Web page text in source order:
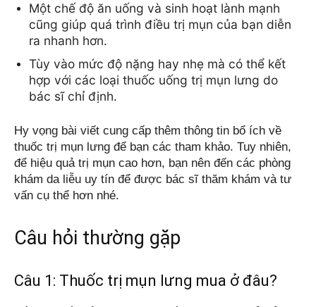
Một chế độ ăn uống và sinh hoạt lành mạnh
cũng giúp quá trình điều trị mụn của bạn diễn
ra nhanh hơn.
Tùy vào mức độ nặng hay nhẹ mà có thể kết
hợp với các loại thuốc uống trị mụn lưng do
bác sĩ chỉ định.
Hy vọng bài viết cung cấp thêm thông tin bổ ích về
thuốc trị mụn lưng để bạn các tham khảo. Tuy nhiên,
để hiệu quả trị mụn cao hơn, bạn nên đến các phòng
khám da liễu uy tín để được bác sĩ thăm khám và tư
vấn cụ thể hơn nhé.
Câu hỏi thường gặp
Câu 1: Thuốc trị mụn lưng mua ở đâu?